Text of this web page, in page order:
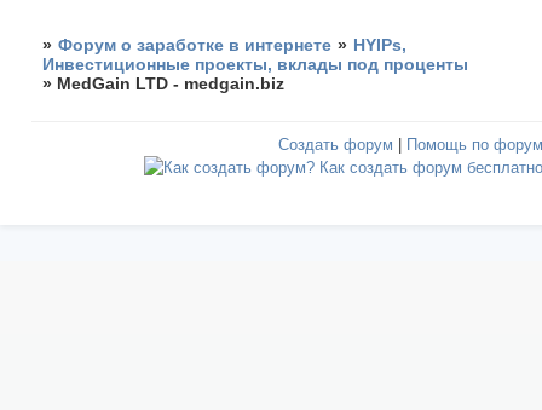
» Форум о заработке в интернете » HYIPs,
Инвестиционные проекты, вклады под проценты
» MedGain LTD - medgain.biz
Создать форум Помощь по